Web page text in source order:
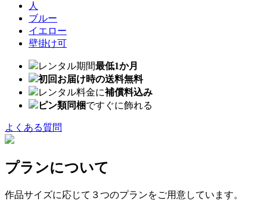
人
ブルー
イエロー
壁掛け可
レンタル期間最低1か月
初回お届け時の送料無料
レンタル料金に補償料込み
ピン類同梱ですぐに飾れる
よくある質問
プランについて
作品サイズに応じて３つのプランをご用意しています。